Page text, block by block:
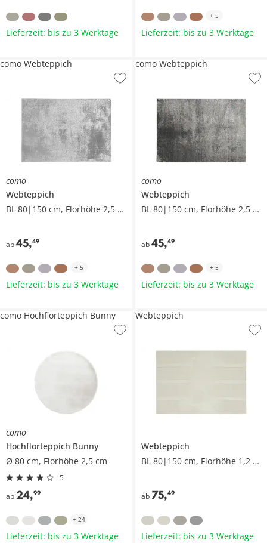
Lieferzeit: bis zu 3 Werktage
+ 5
Lieferzeit: bis zu 3 Werktage
como
Webteppich
BL 80|150 cm, Florhöhe 2,5 cm
ab45,49
como Webteppich
+ 5
Lieferzeit: bis zu 3 Werktage
como
Webteppich
BL 80|150 cm, Florhöhe 2,5 cm
ab45,49
como Webteppich
+ 5
Lieferzeit: bis zu 3 Werktage
como
Hochflorteppich Bunny
Ø 80 cm, Florhöhe 2,5 cm
5
ab 24,99
como Hochflorteppich Bunny
+ 24
Lieferzeit: bis zu 3 Werktage
Webteppich
BL 80|150 cm, Florhöhe 1,2 cm
ab 75,49
Webteppich
Lieferzeit: bis zu 3 Werktage